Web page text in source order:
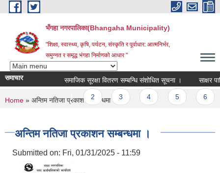
Skip to main content
भँगहा नगरपालिका(Bhangaha Municipality)
"शिक्षा, स्वास्थ्य, कृषि, पर्यटन, संस्कृति र पूर्वाधार: आत्मनिर्भर,
समुन्नत र समृद्ध भंगहा निर्माणको आधार "
समाचार समाजिक सूरक्षा वितरण सम्बन्धि संशोधित सूचना । साक्षर
Pages
1 2 3
You are here
Home » अन्तिम नतिजा प्रकाशन सम्बन्धमा ।
अन्तिम नतिजा प्रकाशन सम्बन्धमा ।
Submitted on: Fri, 01/31/2025 - 11:59